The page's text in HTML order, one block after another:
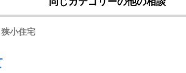
小住宅